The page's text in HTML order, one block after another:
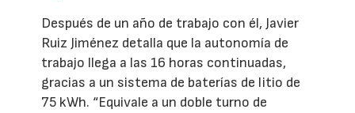
Después de un año de trabajo con él, Javier
Ruiz Jiménez detalla que la autonomía de
trabajo llega a las 16 horas continuadas,
gracias a un sistema de baterías de litio de
75 kWh. “Equivale a un doble turno de